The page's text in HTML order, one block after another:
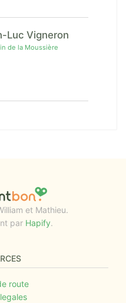
Luc Vigneron
de la Moussière
et Mathieu.
par Hapify.
route